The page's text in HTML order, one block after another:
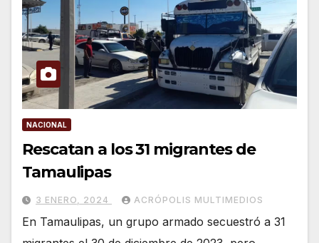
NACIONAL
Rescatan a los 31 migrantes de
Tamaulipas
3 ENERO, 2024 ACRÓPOLIS MULTIMEDIOS
En Tamaulipas, un grupo armado secuestró a 31